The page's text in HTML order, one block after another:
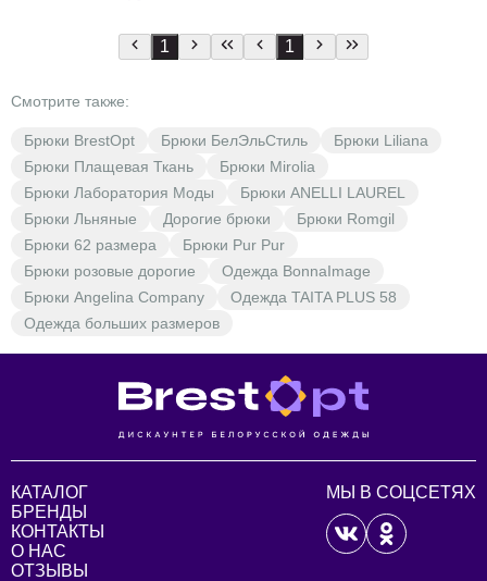
1 1
Смотрите также:
Брюки BrestOpt Брюки БелЭльСтиль
Брюки Liliana
Брюки Плащевая Ткань
Брюки Mirolia
Брюки Лаборатория Моды
Брюки ANELLI LAUREL
Брюки Льняные
Дорогие брюки
Брюки Romgil
Брюки 62 размера
Брюки Pur Pur
Брюки розовые дорогие
Одежда BonnaImage
Брюки Angelina Company
Одежда TAITA PLUS 58
Одежда больших размеров
КАТАЛОГ
БРЕНДЫ
КОНТАКТЫ
О НАС
ОТЗЫВЫ
МЫ В СОЦСЕТЯХ